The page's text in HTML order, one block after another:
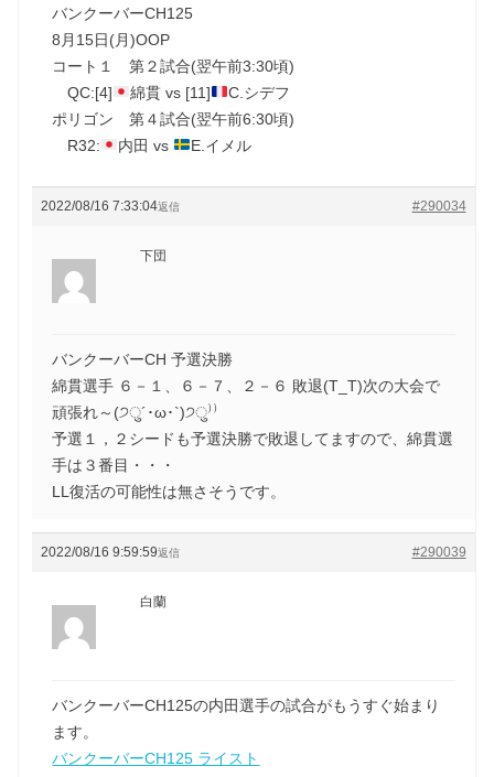
バンクーバーCH125
8月15日(月)OOP
コート１ 第２試合(翌午前3:30頃)
QC:[4]
綿貫 vs [11]
C.シデフ
ポリゴン 第４試合(翌午前6:30頃)
R32:
内田 vs E.イメル
2022/08/16 7:33:04 #290034
返信
下団
バンクーバーCH 予選決勝
綿貫選手 ６－１、６－７、２－６ 敗退(T_T)次の大会で
頑張れ～(੭ु´･ω･`)੭ु⁾⁾
予選１，２シードも予選決勝で敗退してますので、綿貫選
手は３番目・・・
LL復活の可能性は無さそうです。
2022/08/16 9:59:59 #290039
返信
白蘭
バンクーバーCH125の内田選手の試合がもうすぐ始まり
ます。
バンクーバーCH125 ライスト